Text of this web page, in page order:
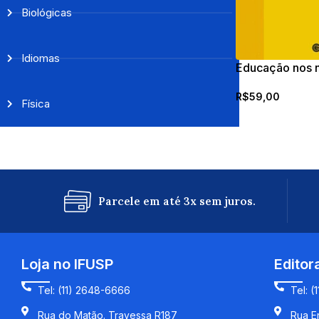
Biológicas
Idiomas
Física
Educação nos
R$59,00
Parcele em até 3x sem juros.
Loja no IFUSP
Tel: (11) 2648-6666
Rua do Matão. Travessa R187
Tel:
Rua